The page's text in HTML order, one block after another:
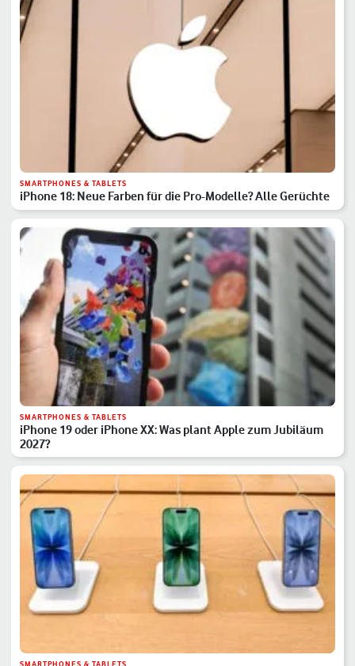
SMARTPHONES & TABLETS
iPhone 18: Neue Farben für die Pro-Modelle? Alle Gerüchte
SMARTPHONES & TABLETS
iPhone 19 oder iPhone XX: Was plant Apple zum Jubiläum
2027?
SMARTPHONES & TABLETS